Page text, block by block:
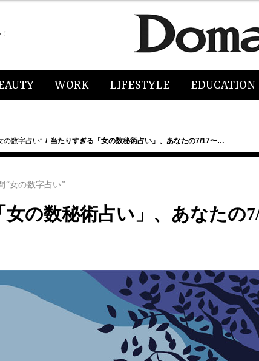
WORK LIFESTYLE EDUCATION
の数字占い” 当たりすぎる「女の数秘術占い」、あなたの7/17〜…
“女の数字占い”
の数秘術占い」、あなたの